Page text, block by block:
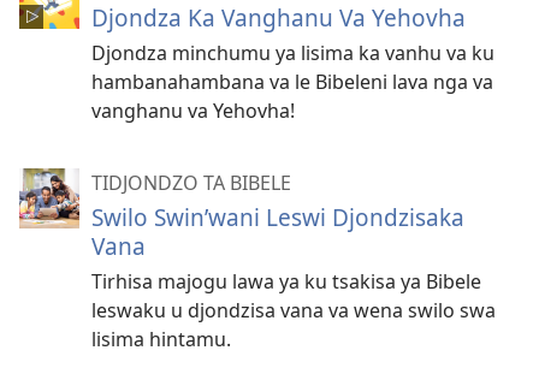
Djondza Ka Vanghanu Va Yehovha
Djondza minchumu ya lisima ka vanhu va ku
hambanahambana va le Bibeleni lava nga va
vanghanu va Yehovha!
TIDJONDZO TA BIBELE
Swilo Swin’wani Leswi Djondzisaka
Vana
Tirhisa majogu lawa ya ku tsakisa ya Bibele
leswaku u djondzisa vana va wena swilo swa
lisima hintamu.